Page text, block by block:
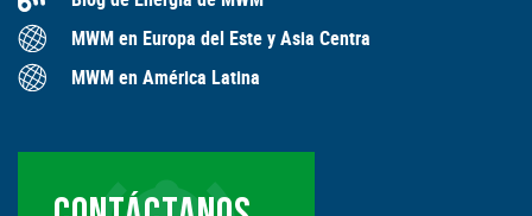
MWM en Europa del Este y Asia Centra
MWM en América Latina